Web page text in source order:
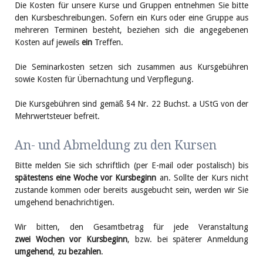
Die Kosten für unsere Kurse und Gruppen entnehmen Sie bitte
den Kurs­beschrei­bungen. Sofern ein Kurs oder eine Gruppe aus
mehreren Terminen besteht, beziehen sich die ange­gebenen
Kosten auf jeweils einTreffen.
Die Seminarkosten setzen sich zusammen aus Kursgebühren
sowie Kosten für Übernachtung und Verpflegung.
Die Kursgebühren sind gemäß §4 Nr. 22 Buchst. a UStG von der
Mehrwertsteuer befreit.
An- und Abmeldung zu den Kursen
Bitte melden Sie sich schriftlich (per E-mail oder postalisch) bis
spätestens eine Woche vor Kursbeginn an. Sollte der Kurs nicht
zustande kommen oder bereits ausgebucht sein, werden wir Sie
umgehend benachrichtigen.
Wir bitten, den Gesamtbetrag für jede Veranstaltung
zwei Wochen vor Kursbeginn, bzw. bei späterer Anmeldung
umgehend, zu bezahlen.